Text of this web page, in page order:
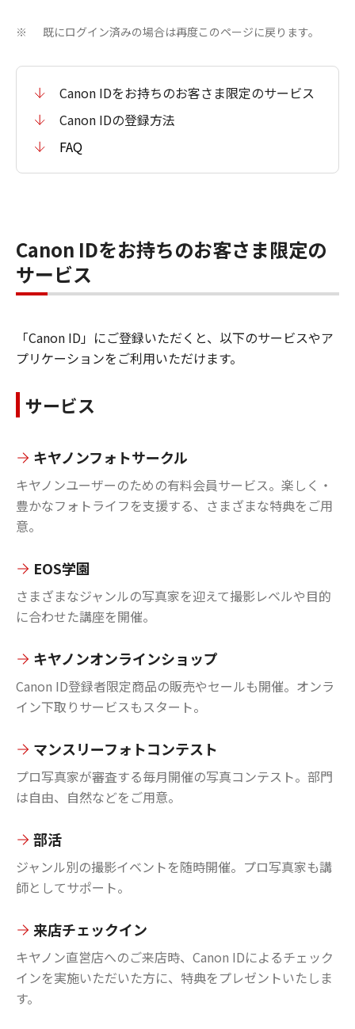
※ 既にログイン済みの場合は再度このページに戻ります。
Canon IDをお持ちのお客さま限定のサービス
Canon IDの登録方法
FAQ
Canon IDをお持ちのお客さま限定の
サービス
「Canon ID」にご登録いただくと、以下のサービスやア
プリケーションをご利用いただけます。
サービス
キヤノンフォトサークル
キヤノンユーザーのための有料会員サービス。楽しく・
豊かなフォトライフを支援する、さまざまな特典をご用
意。
EOS学園
さまざまなジャンルの写真家を迎えて撮影レベルや目的
に合わせた講座を開催。
キヤノンオンラインショップ
Canon ID登録者限定商品の販売やセールも開催。オンラ
イン下取りサービスもスタート。
マンスリーフォトコンテスト
プロ写真家が審査する毎月開催の写真コンテスト。部門
は自由、自然などをご用意。
部活
ジャンル別の撮影イベントを随時開催。プロ写真家も講
師としてサポート。
来店チェックイン
キヤノン直営店へのご来店時、Canon IDによるチェック
インを実施いただいた方に、特典をプレゼントいたしま
す。